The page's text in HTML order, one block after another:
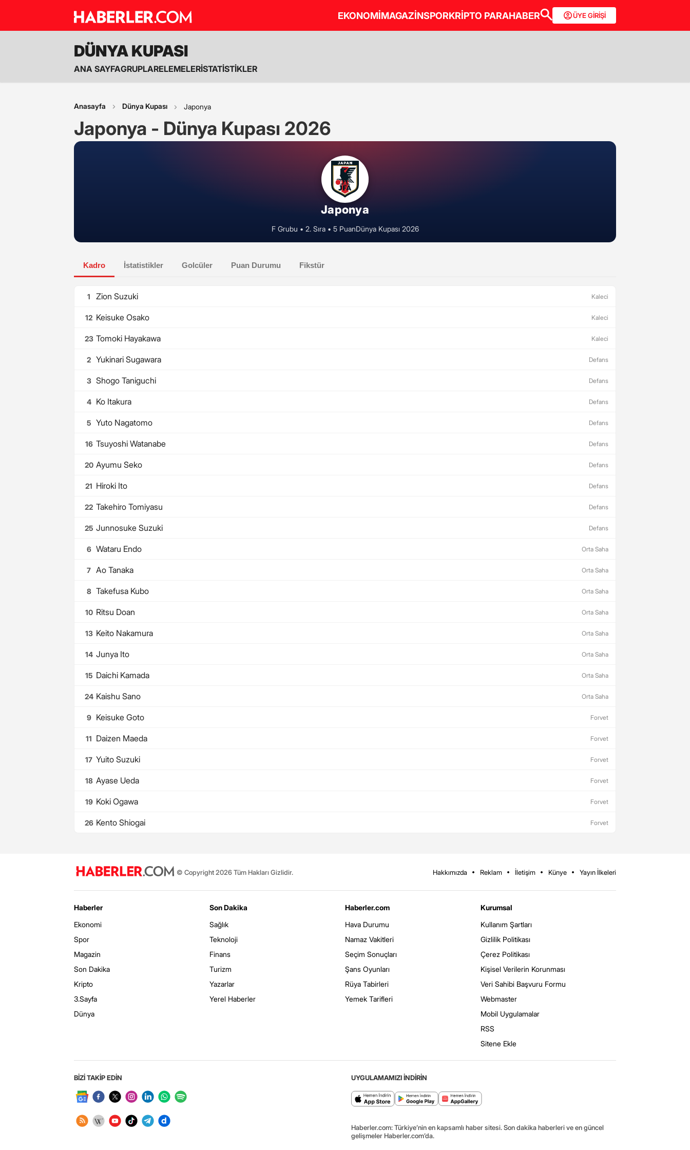
EKONOMİMAGAZİNSPORKRİPTO PARAHABER ÜYE GİRİŞİ
DÜNYA KUPASI
ANA SAYFAGRUPLARELEMELERİSTATİSTİKLER
Anasayfa Dünya Kupası Japonya
Japonya - Dünya Kupası 2026
Japonya
F Grubu • 2. Sıra • 5 PuanDünya Kupası 2026
Kadro İstatistikler Golcüler Puan Durumu Fikstür
1 Zion Suzuki Kaleci
12 Keisuke Osako Kaleci
23 Tomoki Hayakawa Kaleci
2 Yukinari Sugawara Defans
3 Shogo Taniguchi Defans
4 Ko Itakura Defans
5 Yuto Nagatomo Defans
16 Tsuyoshi Watanabe Defans
20 Ayumu Seko Defans
21 Hiroki Ito Defans
22 Takehiro Tomiyasu Defans
25 Junnosuke Suzuki Defans
6 Wataru Endo Orta Saha
7 Ao Tanaka Orta Saha
8 Takefusa Kubo Orta Saha
10 Ritsu Doan Orta Saha
13 Keito Nakamura Orta Saha
14 Junya Ito Orta Saha
15 Daichi Kamada Orta Saha
24 Kaishu Sano Orta Saha
9 Keisuke Goto Forvet
11 Daizen Maeda Forvet
17 Yuito Suzuki Forvet
18 Ayase Ueda Forvet
19 Koki Ogawa Forvet
26 Kento Shiogai Forvet
© Copyright 2026 Tüm Hakları Gizlidir. Hakkımızda Reklam İletişim Künye Yayın İlkeleri
Haberler
Ekonomi
Spor
Magazin
Son Dakika
Kripto
3.Sayfa
Dünya
Son Dakika
Sağlık
Teknoloji
Finans
Turizm
Yazarlar
Yerel Haberler
Haberler.com
Hava Durumu
Namaz Vakitleri
Seçim Sonuçları
Şans Oyunları
Rüya Tabirleri
Yemek Tarifleri
Kurumsal
Kullanım Şartları
Gizlilik Politikası
Çerez Politikası
Kişisel Verilerin Korunması
Veri Sahibi Başvuru Formu
Webmaster
Mobil Uygulamalar
RSS
Sitene Ekle
BİZİ TAKİP EDİN UYGULAMAMIZI İNDİRİN
Haberler.com: Türkiye’nin en kapsamlı haber sitesi. Son dakika haberleri ve en güncel
gelişmeler Haberler.com’da.